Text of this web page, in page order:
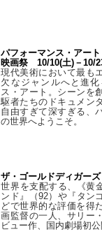
パフォーマンス・アー
映画祭 10/10(土)－10/
現代美術において最も
欠なジャンルへと進
ス・アート。シーンを
駆者たちのドキュメン
自由すぎて深すぎる、
の世界へようこそ。
ザ・ゴールドディガー
世界を支配する、《
ンド』（92）や『タン
どで世界的な評価を得
画監督の一人、サリー
ビュー作、国内劇場初公